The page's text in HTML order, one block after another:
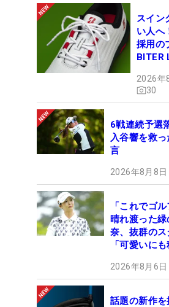
スイン
い人へ
採用の
BITER
ュー
2026年
30
6戦連続予選
入谷響を救
言
2026年8月8
「これでゴ
晴れ渡った
奈、抜群のス
「可愛いに
2026年8月6
話題の新作